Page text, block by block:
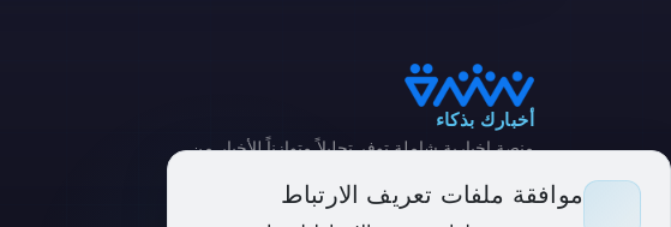
موافقة ملفات تعريف الارتباط
أخبارك بذكاء
منصة إخبارية شاملة توفر تحليلاً متوازناً للأخبار من